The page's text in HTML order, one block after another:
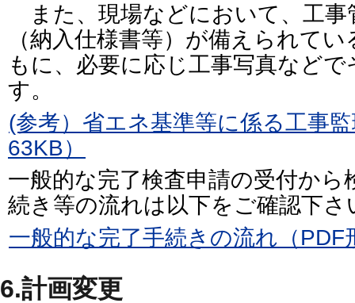
また、現場などにおいて、工事
（納入仕様書等）が備えられて
もに、必要に応じ工事写真など
す。
(参考）省エネ基準等に係る工事
63KB）
一般的な完了検査申請の受付から
続き等の流れは以下をご確認下さ
一般的な完了手続きの流れ（PDF
6.計画変更